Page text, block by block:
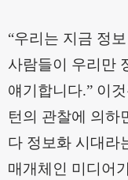
“우리는 지금 정
사람들이 우리만
얘기합니다.” 이
턴의 관찰에 의하
다 정보화 시대라
매개체인 미디어